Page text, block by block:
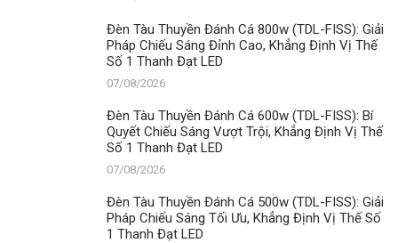
Đèn Tàu Thuyền Đánh Cá 800w (TDL-FISS): Giải
Pháp Chiếu Sáng Đỉnh Cao, Khẳng Định Vị Thế
Số 1 Thanh Đạt LED
07/08/2026
Đèn Tàu Thuyền Đánh Cá 600w (TDL-FISS): Bí
Quyết Chiếu Sáng Vượt Trội, Khẳng Định Vị Thế
Số 1 Thanh Đạt LED
07/08/2026
Đèn Tàu Thuyền Đánh Cá 500w (TDL-FISS): Giải
Pháp Chiếu Sáng Tối Ưu, Khẳng Định Vị Thế Số
1 Thanh Đạt LED